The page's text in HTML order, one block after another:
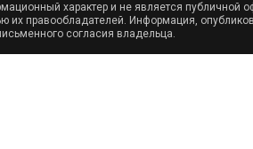
характер и не является
правообладателей. Информация,
согласия владельца.